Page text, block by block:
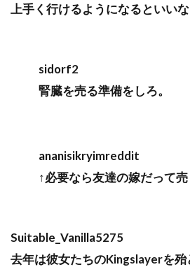
上手く行けるようになるといいな
sidorf2
腎臓を売る準備をしろ。
ananisikryimreddit
↑必要なら友達の嫁だって売
Suitable_Vanilla5275
去年は彼女たちのKingslayerを殆